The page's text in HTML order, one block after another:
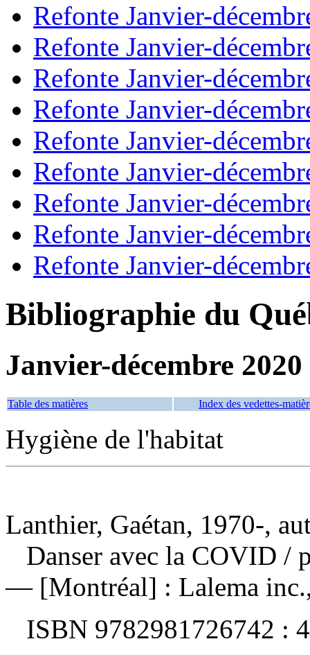
Refonte Janvier-
Refonte Janvier-
Refonte Janvier-
Refonte Janvier-
Refonte Janvier-
Refonte Janvier-
Refonte Janvier-
Refonte Janvier-
Refonte Janvier-
Bibliographie du
Janvier-décembre 2020
Table des matières Index des vedettes-
Hygiène de l'habitat
Lanthier, Gaétan, 1970-,
Danser avec la COVID /
— [Montréal] : Lalema
ISBN 9782981726742 :